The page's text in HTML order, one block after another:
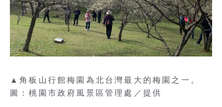
▲角板山行館梅園為北台灣最大的梅園之一。
圖：桃園市政府風景區管理處／提供